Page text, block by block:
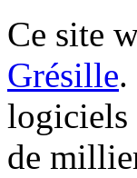
Ce site
Grésille.
logiciels
de